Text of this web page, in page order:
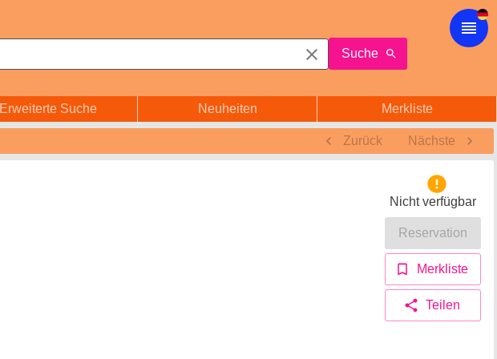
Suche
Erweiterte Suche Neuheiten Merkliste
Zurück Nächste
Nicht verfügbar
Reservation
Merkliste
Teilen